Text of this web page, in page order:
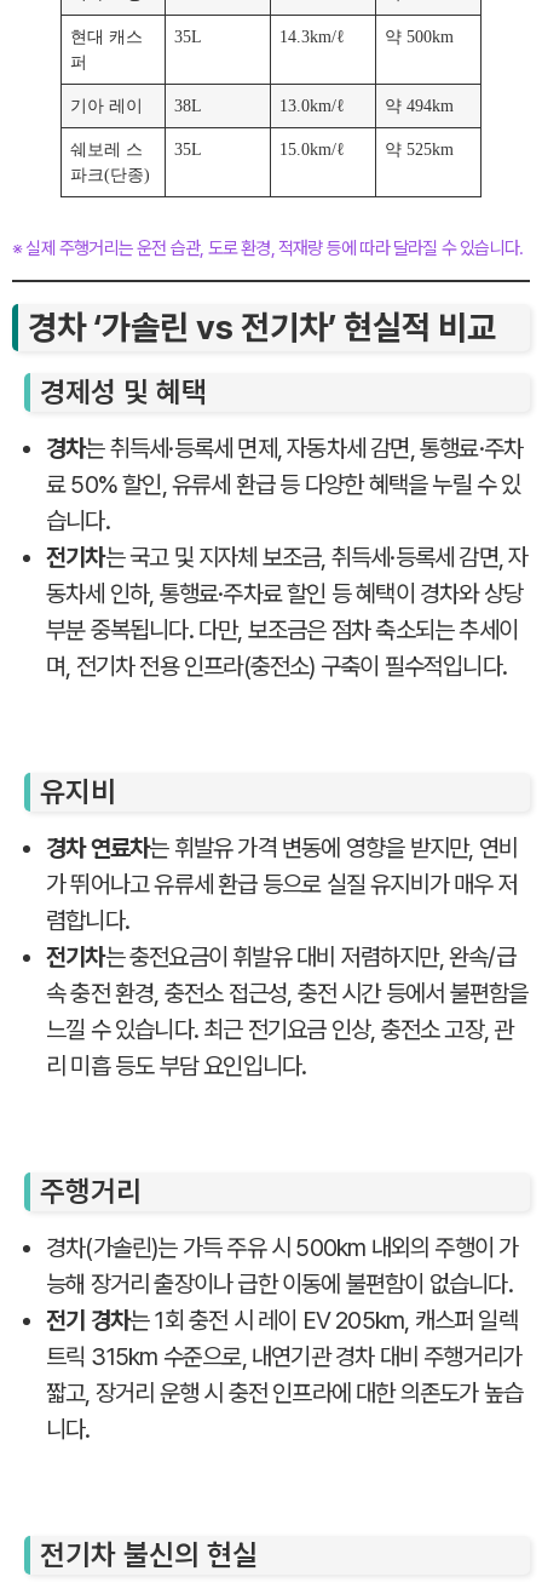
현대 캐스
퍼
35L 14.3km/ℓ 약 500km
기아 레이 38L 13.0km/ℓ 약 494km
쉐보레 스
파크(단종)
35L 15.0km/ℓ 약 525km
※ 실제 주행거리는 운전 습관, 도로 환경, 적재량 등에 따라 달라질 수 있습니다.
경차 ‘가솔린 vs 전기차’ 현실적 비교
경제성 및 혜택
경차는 취득세·등록세 면제, 자동차세 감면, 통행료·주차
료 50% 할인, 유류세 환급 등 다양한 혜택을 누릴 수 있
습니다.
전기차는 국고 및 지자체 보조금, 취득세·등록세 감면, 자
동차세 인하, 통행료·주차료 할인 등 혜택이 경차와 상당
부분 중복됩니다. 다만, 보조금은 점차 축소되는 추세이
며, 전기차 전용 인프라(충전소) 구축이 필수적입니다.
유지비
경차 연료차는 휘발유 가격 변동에 영향을 받지만, 연비
가 뛰어나고 유류세 환급 등으로 실질 유지비가 매우 저
렴합니다.
전기차는 충전요금이 휘발유 대비 저렴하지만, 완속/급
속 충전 환경, 충전소 접근성, 충전 시간 등에서 불편함을
느낄 수 있습니다. 최근 전기요금 인상, 충전소 고장, 관
리 미흡 등도 부담 요인입니다.
주행거리
경차(가솔린)는 가득 주유 시 500km 내외의 주행이 가
능해 장거리 출장이나 급한 이동에 불편함이 없습니다.
전기 경차는 1회 충전 시 레이 EV 205km, 캐스퍼 일렉
트릭 315km 수준으로, 내연기관 경차 대비 주행거리가
짧고, 장거리 운행 시 충전 인프라에 대한 의존도가 높습
니다.
전기차 불신의 현실